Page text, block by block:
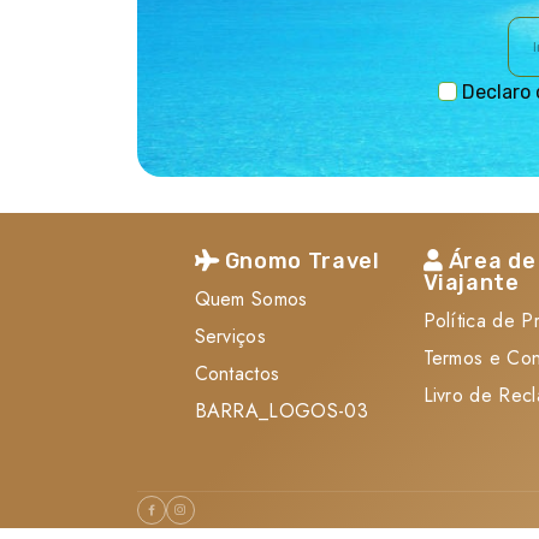
Declaro
Gnomo Travel
Quem Somos
Serviços
Contactos
BARRA_LOGOS-03
Área de
Viajante
Política de
Termos e
Livro de